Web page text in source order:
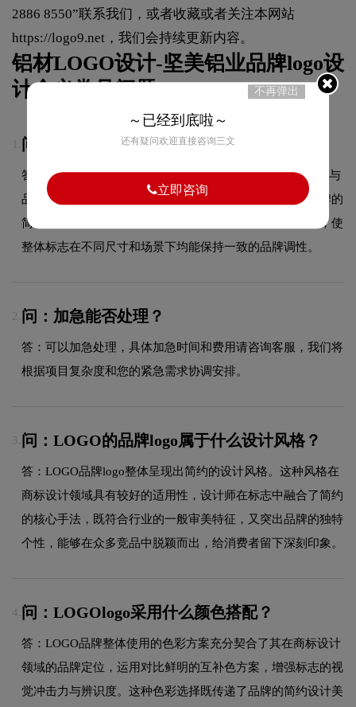
2886 8550”联系我们，或者收藏或者关注本网站
https://logo9.net ，我们会持续更新内容。
铝材LOGO设计-坚美铝业品牌logo设
计含义常见问题FAQ
问：LOGOlogo使用的是什么字体？
答：LOGO品牌标志采用的是专属定制字体设计，字体造型与
品牌形象高度契合，在确保良好阅读性的同时，彰显了品牌的
简约设计风格。字体的结构、粗细及间距都经过精心考量，使
整体标志在不同尺寸和场景下均能保持一致的品牌调性。
2. 问：加急能否处理？
答：可以加急处理，具体加急时间和费用请咨询客服，我们将
根据项目复杂度和您的紧急需求协调安排。
3. 问：LOGO的品牌logo属于什么设计风格？
答：LOGO品牌logo整体呈现出简约的设计风格。这种风格在
商标设计领域具有较好的适用性，设计师在标志中融合了简约
的核心手法，既符合行业的一般审美特征，又突出品牌的独特
个性，能够在众多竞品中脱颖而出，给消费者留下深刻印象。
4. 问：LOGOlogo采用什么颜色搭配？
答：LOGO品牌整体使用的色彩方案充分契合了其在商标设计
领域的品牌定位，运用对比鲜明的互补色方案，增强标志的视
觉冲击力与辨识度。这种色彩选择既传递了品牌的简约设计美
不再弹出
～已经到底啦～
还有疑问欢迎直接咨询三文
立即咨询